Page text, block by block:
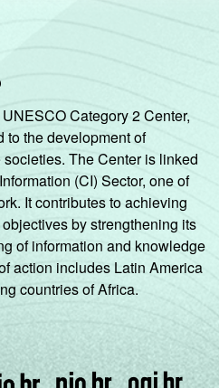
Category 2 Center,
to the development of
The Center is linked
(CI) Sector, one of
It contributes to achieving
by strengthening its
of information and knowledge
action includes Latin America
countries of Africa.